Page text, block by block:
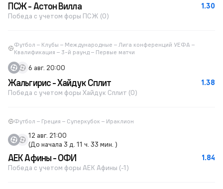
1.30
ПСЖ - Астон Вилла
Победа с учетом форы ПСЖ (0)
Футбол – Клубы – Международные – Лига конференций УЕФА –
Квалификация – 3-й раунд – Первые матчи
6 авг. 20:00
1.38
Жальгирис - Хайдук Сплит
Победа с учетом форы Хайдук Сплит (0)
Футбол – Греция – Суперкубок – Ираклион
12 авг. 21:00
(До начала 3 д. 11 ч. 33 мин. )
1.84
АЕК Афины - ОФИ
Победа с учетом форы АЕК Афины (-1)